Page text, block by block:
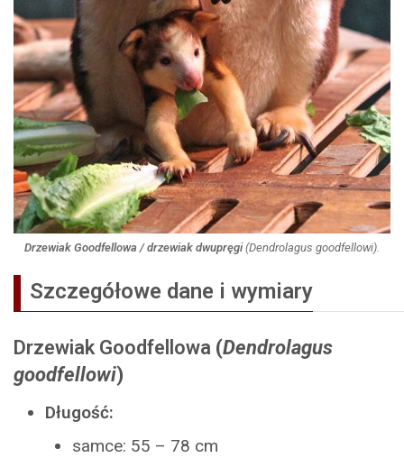
Drzewiak Goodfellowa / drzewiak dwupręgi(Dendrolagus goodfellowi).
Szczegółowe dane i wymiary
Drzewiak Goodfellowa (Dendrolagus
goodfellowi)
Długość:
samce: 55 – 78 cm